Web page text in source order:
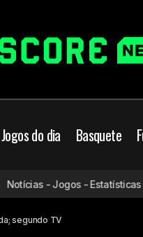
Jogos do dia Basquete
Trent Alexander-
deixará o Liverpool ao
- Jogos - Estatísticas
segundo TV